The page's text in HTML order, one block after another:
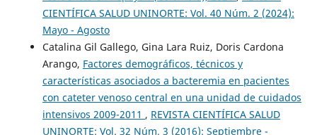
CIENTÍFICA SALUD UNINORTE: Vol. 40 Núm. 2 (2024):
Mayo - Agosto
Catalina Gil Gallego, Gina Lara Ruiz, Doris Cardona
Arango, Factores demográficos, técnicos y
características asociados a bacteremia en pacientes
con cateter venoso central en una unidad de cuidados
intensivos 2009-2011 , REVISTA CIENTÍFICA SALUD
UNINORTE: Vol. 32 Núm. 3 (2016): Septiembre -